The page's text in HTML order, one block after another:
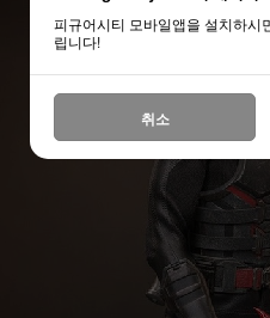
피규어시티 모바일앱을 설치하시
립니다!
취소